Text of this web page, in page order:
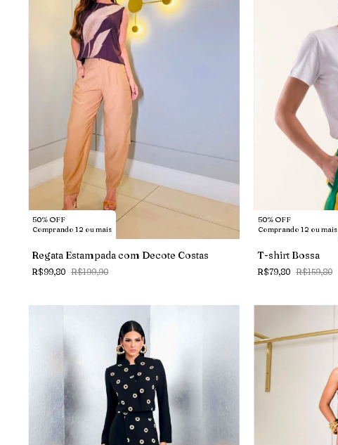
50% OFF
Comprando 12 ou mais
Regata Estampada com Decote Costas
R$99,80 R$199,90
50% OFF
Comprando 12 ou mais
T-shirt Bossa
R$79,80 R$159,80